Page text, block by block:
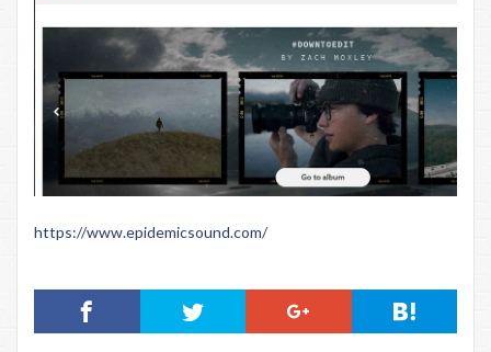
https://www.epidemicsound.com/